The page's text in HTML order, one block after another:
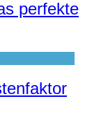
perfekte